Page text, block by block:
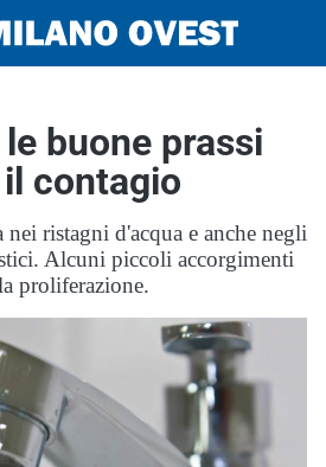
buone prassi
contagio
ristagni d'acqua e anche negli
Alcuni piccoli accorgimenti
proliferazione.